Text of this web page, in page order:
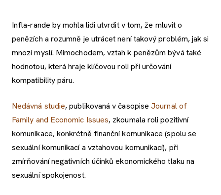
Infla-rande by mohla lidi utvrdit v tom, že mluvit o
penězích a rozumně je utrácet není takový problém, jak si
mnozí myslí. Mimochodem, vztah k penězům bývá také
hodnotou, která hraje klíčovou roli při určování
kompatibility páru.
Nedávná studie, publikovaná v časopiseJournal of
Family and Economic Issues, zkoumala roli pozitivní
komunikace, konkrétně finanční komunikace (spolu se
sexuální komunikací a vztahovou komunikací), při
zmírňování negativních účinků ekonomického tlaku na
sexuální spokojenost.